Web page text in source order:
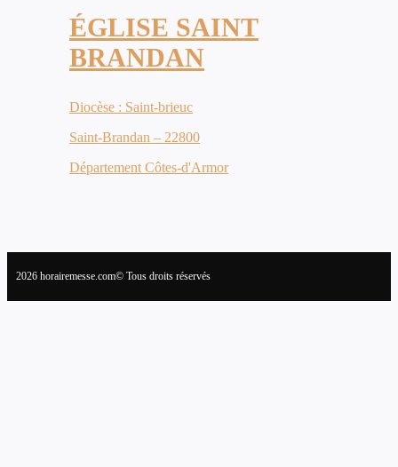
ÉGLISE SAINT
BRANDAN
Diocèse : Saint-brieuc
Saint-Brandan – 22800
Département Côtes-d'Armor
2026 horairemesse.com© Tous droits réservés